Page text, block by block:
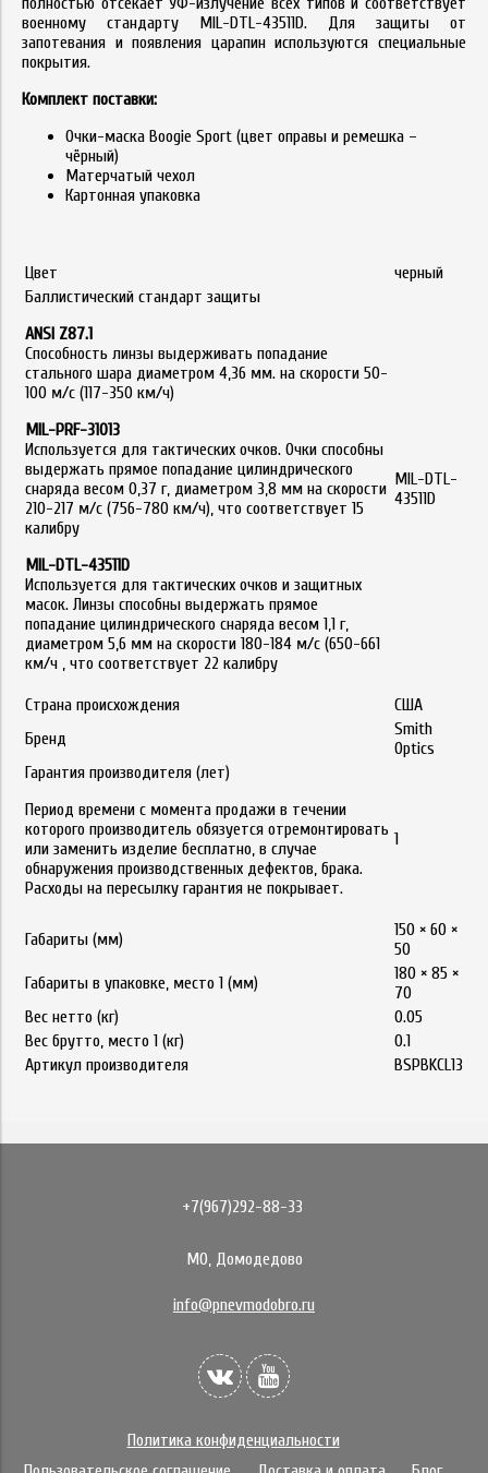
военному стандарту MIL-DTL-43511D. Для защиты от
запотевания и появления царапин используются специальные
покрытия.
Комплект поставки:
Очки-маска Boogie Sport (цвет оправы и ремешка –
чёрный)
Матерчатый чехол
Картонная упаковка
Цвет
черный
Баллистический стандарт защиты
ANSI Z87.1
Способность линзы выдерживать попадание
стального шара диаметром 4,36 мм. на скорости 50-
100 м/с (117-350 км/ч)
MIL-PRF-31013
Используется для тактических очков. Очки способны
выдержать прямое попадание цилиндрического
снаряда весом 0,37 г, диаметром 3,8 мм на скорости
210-217 м/с (756-780 км/ч), что соответствует 15
калибру
MIL-DTL-43511D
Используется для тактических очков и защитных
масок. Линзы способны выдержать прямое
попадание цилиндрического снаряда весом 1,1 г,
диаметром 5,6 мм на скорости 180-184 м/с (650-661
км/ч , что соответствует 22 калибру
MIL-DTL-
43511D
Страна происхождения
США
Бренд
Smith
Optics
Гарантия производителя (лет)
Период времени с момента продажи в течении
которого производитель обязуется отремонтировать
или заменить изделие бесплатно, в случае
обнаружения производственных дефектов, брака.
Расходы на пересылку гарантия не покрывает.
1
Габариты (мм)
150 × 60 ×
50
Габариты в упаковке, место 1 (мм)
180 × 85 ×
70
Вес нетто (кг)
0.05
Вес брутто, место 1 (кг)
0.1
Артикул производителя
BSPBKCL13
+7(967)292-88-33
МО, Домодедово
info@pnevmodobro.ru
Политика конфиденциальности